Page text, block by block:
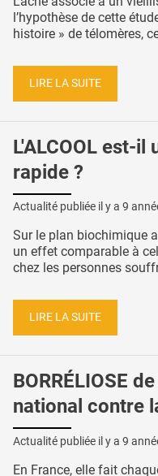
l’hypothèse de cette
histoire » de télomères,
LIRE LA SUITE
L'ALCOOL est-il
rapide ?
Actualité publiée il y a 9
Sur le plan biochimique
un effet comparable à
chez les personnes
LIRE LA SUITE
BORRÉLIOSE
national contre
Actualité publiée il y a 9
En France, elle fait